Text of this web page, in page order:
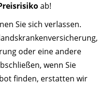
ab!
Sie sich verlassen.
oder eine andere
wenn Sie
finden, erstatten wir